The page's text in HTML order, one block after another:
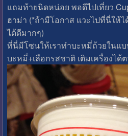
แถมท้ายนิดหน่อย พอดีไปเที่ยว
ฮาม่า (*ถ้ามีโอกาส แวะไปที่นี่ให้
ได้ดีมากๆ)
ที่นี่มีโซนให้เราทำบะหมี่ถ้วยในแบ
บะหมี่+เลือกรสชาติ เติมเครื่องได้